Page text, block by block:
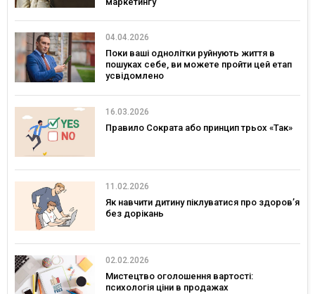
04.04.2026
Поки ваші однолітки руйнують життя в
пошуках себе, ви можете пройти цей етап
усвідомлено
16.03.2026
Правило Сократа або принцип трьох «Так»
11.02.2026
Як навчити дитину піклуватися про здоров’я
без дорікань
02.02.2026
Мистецтво оголошення вартості:
психологія ціни в продажах